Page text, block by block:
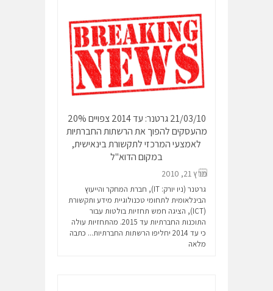
21/03/10 גרטנר: עד 2014 צפויים 20%
מהעסקים להפוך את הרשתות החברתיות
לאמצעי המרכזי לתקשורת בינאישית,
במקום הדוא"ל
מרץ 21, 2010
גרטנר (ניו יורק: IT), חברת המחקר והייעוץ
הבינלאומית לתחומי טכנולוגיית מידע ותקשורת
(ICT), הציגה חמש תחזיות בולטות עבור
התוכנות החברתיות עד 2015. מהתחזיות עולה
כי עד 2014 יחליפו הרשתות החברתיות...
כתבה
מלאה